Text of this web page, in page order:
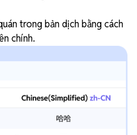
trong bản dịch bằng cách
chính.